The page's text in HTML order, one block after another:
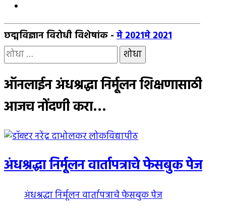
छद्मविज्ञान विरोधी विशेषांक - मे 2021मे 2021
यांचा
शोध
घ्या
ऑनलाईन अंधश्रद्धा निर्मूलन शिक्षणासाठी
आजच नोंदणी करा…
अंधश्रद्धा निर्मूलन वार्तापत्राचे फेसबुक पेज
अंधश्रद्धा निर्मूलन वार्तापत्राचे फेसबुक पेज